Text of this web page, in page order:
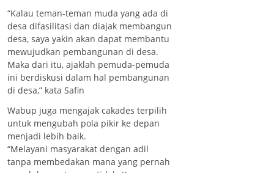
“Kalau teman-teman muda yang ada di
desa difasilitasi dan diajak membangun
desa, saya yakin akan dapat membantu
mewujudkan pembangunan di desa.
Maka dari itu, ajaklah pemuda-pemuda
ini berdiskusi dalam hal pembangunan
di desa,” kata Safin
Wabup juga mengajak cakades terpilih
untuk mengubah pola pikir ke depan
menjadi lebih baik.
“Melayani masyarakat dengan adil
tanpa membedakan mana yang pernah